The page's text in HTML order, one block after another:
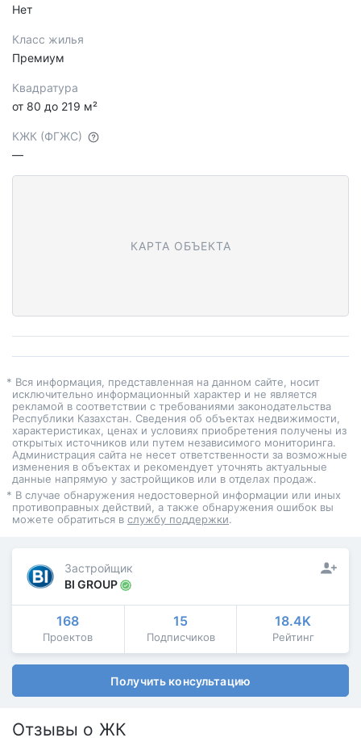
Нет
Класс жилья
Премиум
Квадратура
от 80 до 219 м²
КЖК (ФГЖС)
—
КАРТА ОБЪЕКТА
* Вся информация, представленная на данном сайте, носит
исключительно информационный характер и не является
рекламой в соответствии с требованиями законодательства
Республики Казахстан. Сведения об объектах недвижимости,
характеристиках, ценах и условиях приобретения получены из
открытых источников или путем независимого мониторинга.
Администрация сайта не несет ответственности за возможные
изменения в объектах и рекомендует уточнять актуальные
данные напрямую у застройщиков или в отделах продаж.
* В случае обнаружения недостоверной информации или иных
противоправных действий, а также обнаружения ошибок вы
можете обратиться в службу поддержки.
Застройщик
BI GROUP
168
Проектов
15
Подписчиков
18.4K
Рейтинг
Получить консультацию
Отзывы о ЖК